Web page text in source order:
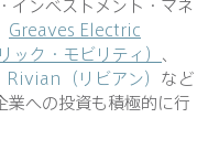
Greaves Electric
ク・モビリティ） 、
Rivian（リビアン） など
業への投資も積極的に行